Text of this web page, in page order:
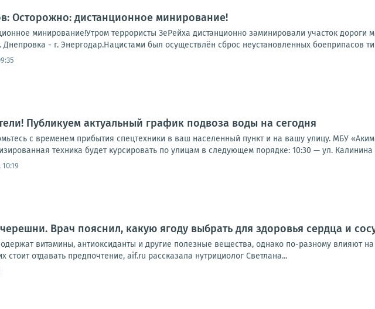
Осторожно: дистанционное минирование!
минирование!Утром террористы ЗеРейха дистанционно заминировали участок дороги
Днепровка - г. Энергодар.Нацистами был осуществлён сброс неустановленных боеприпасов
Публикуем актуальный график подвоза воды на сегодня
с временем прибытия спецтехники в ваш населенный пункт и на вашу улицу. МБУ
техника будет курсировать по улицам в следующем порядке: 10:30 — ул. Калинина
Врач пояснил, какую ягоду выбрать для здоровья сердца и
витамины, антиоксиданты и другие полезные вещества, однако по-разному влияют на
стоит отдавать предпочтение, aif.ru рассказала нутрициолог Светлана...